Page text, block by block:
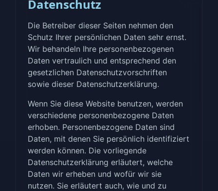
Datenschutz
Die Betreiber dieser Seiten nehmen den
Schutz Ihrer persönlichen Daten sehr ernst.
Wir behandeln Ihre personenbezogenen
Daten vertraulich und entsprechend den
gesetzlichen Datenschutzvorschriften
sowie dieser Datenschutzerklärung.
Wenn Sie diese Website benutzen, werden
verschiedene personenbezogene Daten
erhoben. Personenbezogene Daten sind
Daten, mit denen Sie persönlich identifiziert
werden können. Die vorliegende
Datenschutzerklärung erläutert, welche
Daten wir erheben und wofür wir sie
nutzen. Sie erläutert auch, wie und zu